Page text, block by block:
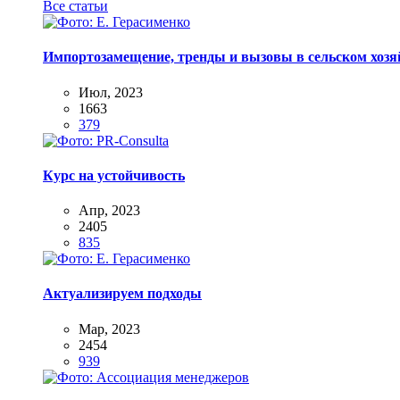
Все статьи
Импортозамещение, тренды и вызовы в сельском
Июл, 2023
1663
379
Курс на устойчивость
Апр, 2023
2405
835
Актуализируем подходы
Мар, 2023
2454
939